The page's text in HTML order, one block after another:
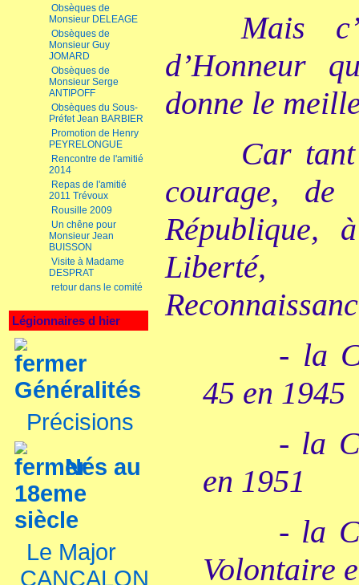
Obsèques de
Monsieur DELEAGE
Obsèques de
Monsieur Guy
JOMARD
Obsèques de
Monsieur Serge
ANTIPOFF
Obsèques du Sous-
Préfet Jean BARBIER
Promotion de Henry
PEYRELONGUE
Rencontre de l'amitié
2014
Repas de l'amitié
2011 Trévoux
Rousille 2009
Un chêne pour
Monsieur Jean
BUISSON
Visite à Madame
DESPRAT
retour dans le comité
Légionnaires d hier
Généralités
Précisions
Nés au
18eme
siècle
Le Major
CANCALON
Mais
d’Honneur
donne le
Car
courage,
République,
Liberté,
- la
45 en 1945
- la
en 1951
- la
Volontaire